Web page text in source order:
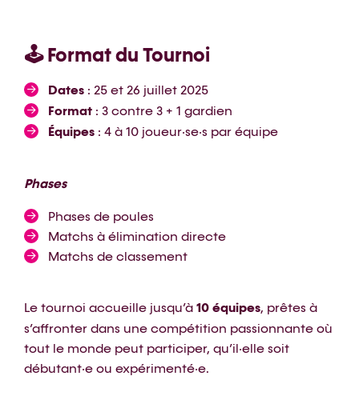
🕹️ Format du Tournoi
Dates : 25 et 26 juillet 2025
Format : 3 contre 3 + 1 gardien
Équipes : 4 à 10 joueur·se·s par équipe
Phases
Phases de poules
Matchs à élimination directe
Matchs de classement
Le tournoi accueille jusqu’à 10 équipes, prêtes à
s’affronter dans une compétition passionnante où
tout le monde peut participer, qu’il·elle soit
débutant·e ou expérimenté·e.